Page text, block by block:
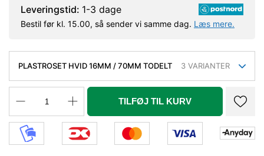
Leveringstid: 1-3 dage
Bestil før kl. 15.00, så sender vi samme dag. Læs mere.
PLASTROSET HVID 16MM / 70MM TODELT 3 VARIANTER
TILFØJ TIL KURV